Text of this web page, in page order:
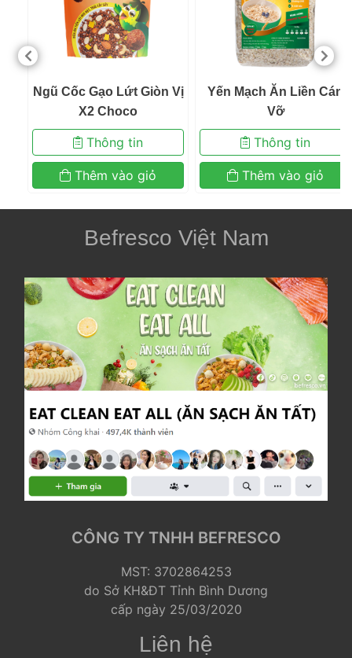
Ngũ Cốc Gạo Lứt Giòn Vị
X2 Choco
Thông tin
Thêm vào giỏ
Yến Mạch Ăn Liền Cán
Vỡ
Thông tin
Thêm vào giỏ
Befresco Việt Nam
CÔNG TY TNHH BEFRESCO
MST: 3702864253
do Sở KH&ĐT Tỉnh Bình Dương
cấp ngày 25/03/2020
Liên hệ